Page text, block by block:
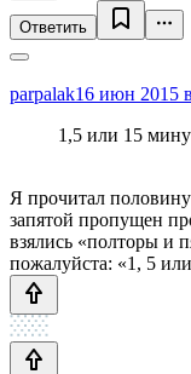
Ответить
parpalak16 июн 2015
1,5 или 15
Я прочитал
запятой пропущен
взялись «полторы и
пожалуйста: «1, 5